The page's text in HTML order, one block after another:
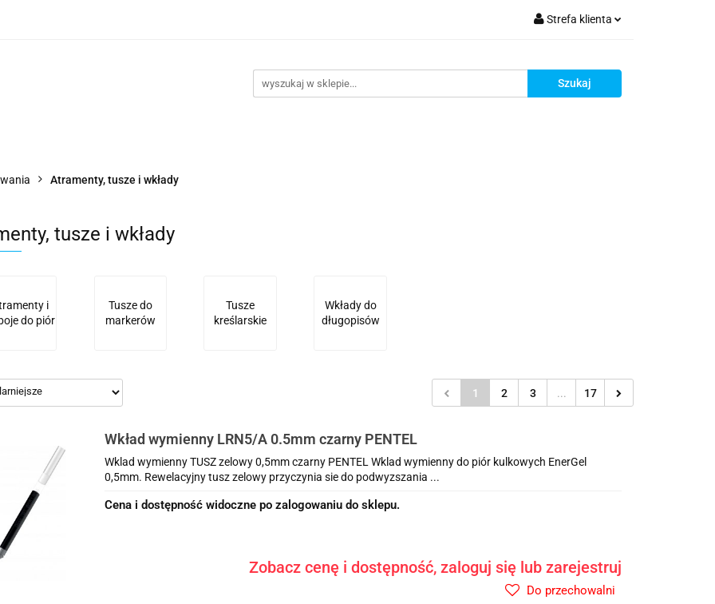
Strefa klienta
Zarejestruj się
Atramenty, tusze i wkłady
tusze i wkłady
i
do piór
Tusze do
markerów
Tusze
kreślarskie
Wkłady do
długopisów
1 2 3 ... 17
Wkład wymienny LRN5/A 0.5mm czarny PENTEL
Wklad wymienny TUSZ zelowy 0,5mm czarny PENTEL Wklad wymienny do piór kulkowych EnerGel
0,5mm. Rewelacyjny tusz zelowy przyczynia sie do podwyzszania ...
Cena i dostępność widoczne po zalogowaniu do sklepu.
Zobacz cenę i dostępność, zaloguj się lub zarejestruj
Do przechowalni